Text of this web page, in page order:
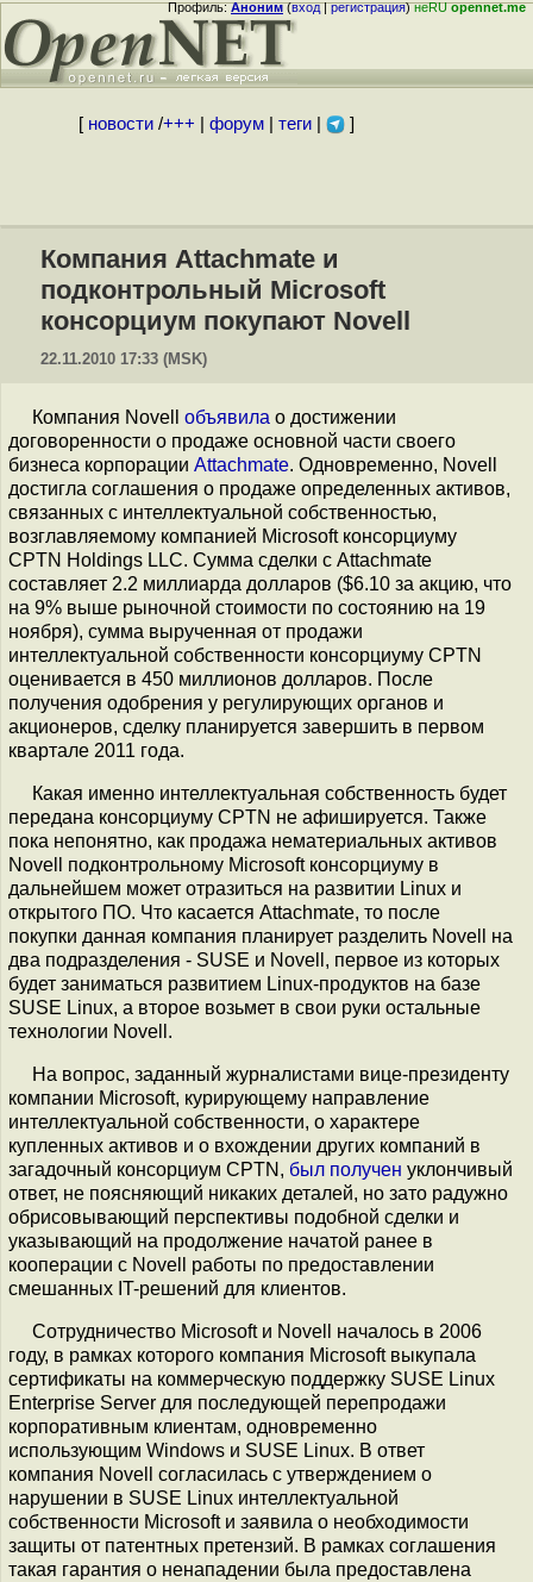
Профиль:Аноним(вход|регистрация)неRUopennet.me
[ новости/+++ форум| теги| ]
Компания Attachmate и
подконтрольный Microsoft
консорциум покупают Novell
22.11.2010 17:33 (MSK)
Компания Novell объявила о достижении
договоренности о продаже основной части своего
бизнеса корпорации Attachmate. Одновременно, Novell
достигла соглашения о продаже определенных активов,
связанных с интеллектуальной собственностью,
возглавляемому компанией Microsoft консорциуму
CPTN Holdings LLC. Сумма сделки с Attachmate
составляет 2.2 миллиарда долларов ($6.10 за акцию, что
на 9% выше рыночной стоимости по состоянию на 19
ноября), сумма вырученная от продажи
интеллектуальной собственности консорциуму CPTN
оценивается в 450 миллионов долларов. После
получения одобрения у регулирующих органов и
акционеров, сделку планируется завершить в первом
квартале 2011 года.
Какая именно интеллектуальная собственность будет
передана консорциуму CPTN не афишируется. Также
пока непонятно, как продажа нематериальных активов
Novell подконтрольному Microsoft консорциуму в
дальнейшем может отразиться на развитии Linux и
открытого ПО. Что касается Attachmate, то после
покупки данная компания планирует разделить Novell на
два подразделения - SUSE и Novell, первое из которых
будет заниматься развитием Linux-продуктов на базе
SUSE Linux, а второе возьмет в свои руки остальные
технологии Novell.
На вопрос, заданный журналистами вице-президенту
компании Microsoft, курирующему направление
интеллектуальной собственности, о характере
купленных активов и о вхождении других компаний в
загадочный консорциум CPTN, был получен уклончивый
ответ, не поясняющий никаких деталей, но зато радужно
обрисовывающий перспективы подобной сделки и
указывающий на продолжение начатой ранее в
кооперации с Novell работы по предоставлении
смешанных IT-решений для клиентов.
Сотрудничество Microsoft и Novell началось в 2006
году, в рамках которого компания Microsoft выкупала
сертификаты на коммерческую поддержку SUSE Linux
Enterprise Server для последующей перепродажи
корпоративным клиентам, одновременно
использующим Windows и SUSE Linux. В ответ
компания Novell согласилась с утверждением о
нарушении в SUSE Linux интеллектуальной
собственности Microsoft и заявила о необходимости
защиты от патентных претензий. В рамках соглашения
такая гарантия о ненападении была предоставлена